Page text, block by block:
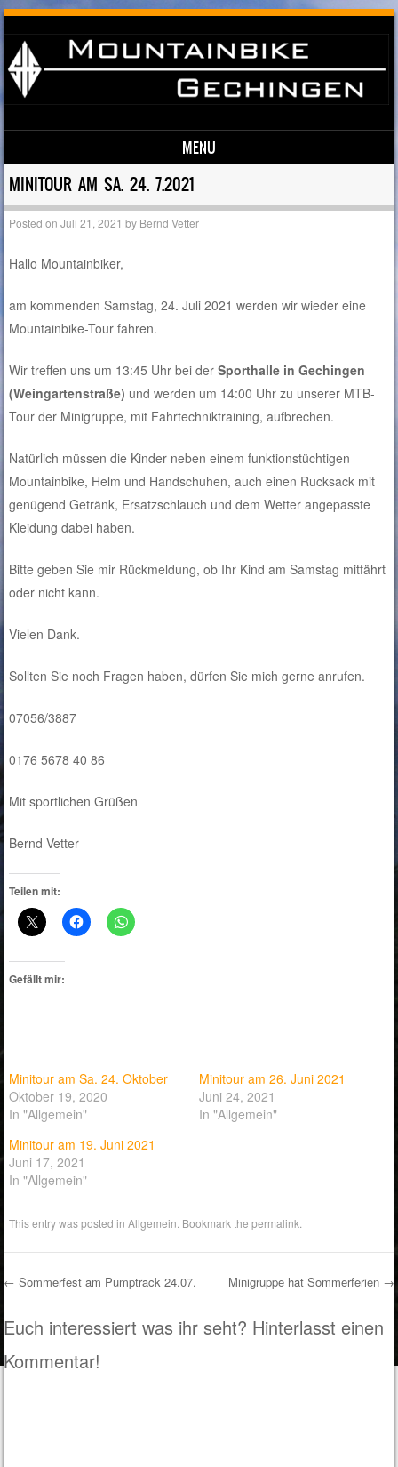
MENU
Skip to content
MINITOUR AM SA. 24. 7.2021
Posted onJuli 21, 2021 by Bernd Vetter
Hallo Mountainbiker,
am kommenden Samstag, 24. Juli 2021 werden wir wieder eine
Mountainbike-Tour fahren.
Wir treffen uns um 13:45 Uhr bei derSporthalle in Gechingen
(Weingartenstraße) und werden um 14:00 Uhr zu unserer MTB-
Tour der Minigruppe, mit Fahrtechniktraining, aufbrechen.
Natürlich müssen die Kinder neben einem funktionstüchtigen
Mountainbike, Helm und Handschuhen, auch einen Rucksack mit
genügend Getränk, Ersatzschlauch und dem Wetter angepasste
Kleidung dabei haben.
Bitte geben Sie mir Rückmeldung, ob Ihr Kind am Samstag mitfährt
oder nicht kann.
Vielen Dank.
Sollten Sie noch Fragen haben, dürfen Sie mich gerne anrufen.
07056/3887
0176 5678 40 86
Mit sportlichen Grüßen
Bernd Vetter
Teilen mit:
Gefällt mir:
Minitour am Sa. 24. Oktober
Oktober 19, 2020
In "Allgemein"
Minitour am 26. Juni 2021
Juni 24, 2021
In "Allgemein"
Minitour am 19. Juni 2021
Juni 17, 2021
In "Allgemein"
This entry was posted inAllgemein . Bookmark thepermalink
Post navigation
← Sommerfest am Pumptrack 24.07. Minigruppe hat Sommerferien →
Euch interessiert was ihr seht? Hinterlasst einen
Kommentar!